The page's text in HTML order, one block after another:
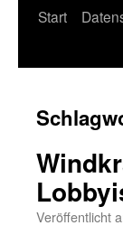
Start
Veröffentlicht